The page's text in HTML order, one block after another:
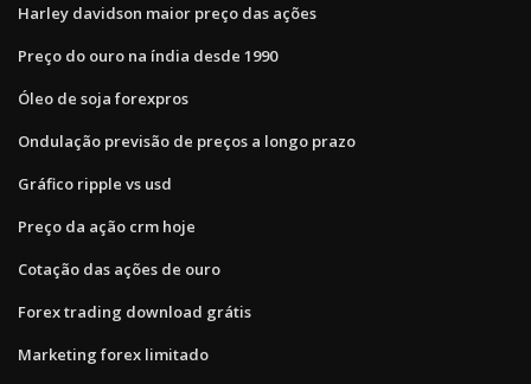
Harley davidson maior preço das ações
Preço do ouro na índia desde 1990
Óleo de soja forexpros
Ondulação previsão de preços a longo prazo
Gráfico ripple vs usd
Preço da ação crm hoje
Cotação das ações de ouro
Forex trading download grátis
Marketing forex limitado